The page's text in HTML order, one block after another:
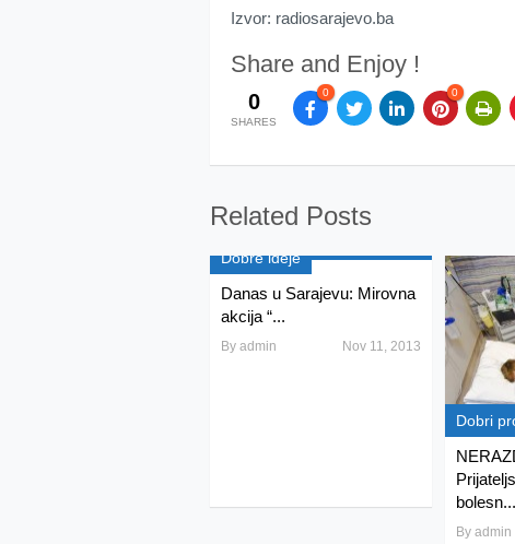
Izvor: radiosarajevo.ba
Share and Enjoy !
0
SHARES
0 0
Related Posts
Dobre ideje
Danas u Sarajevu: Mirovna
akcija “...
By admin Nov 11, 2013
Dobri
bolesn...
By admin